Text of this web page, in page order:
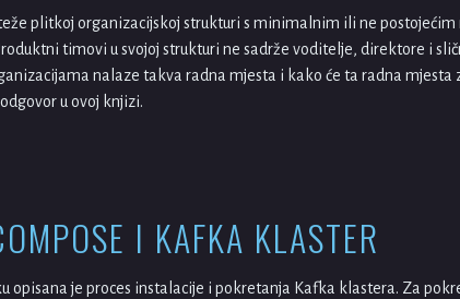
plitkoj organizacijskoj strukturi s minimalnim ili ne
timovi u svojoj strukturi ne sadrže voditelje, direktore i
nalaze takva radna mjesta i kako će ta radna mjesta
u ovoj knjizi.
I KAFKA KLASTER
opisana je proces instalacije i pokretanja Kafka klastera. Za